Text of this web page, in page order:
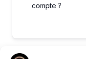
compte ?